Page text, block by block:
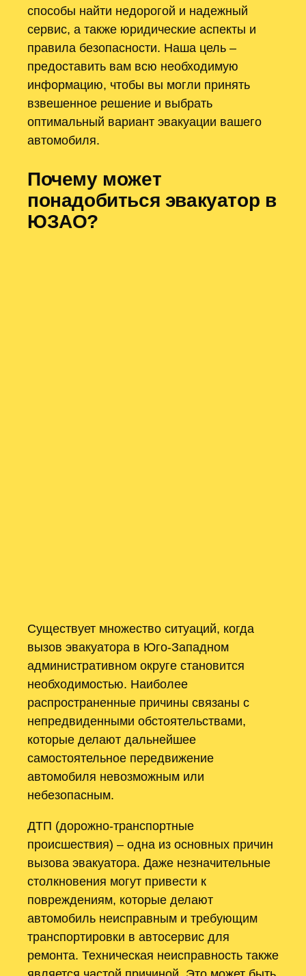
способы найти недорогой и надежный
сервис, а также юридические аспекты и
правила безопасности. Наша цель –
предоставить вам всю необходимую
информацию, чтобы вы могли принять
взвешенное решение и выбрать
оптимальный вариант эвакуации вашего
автомобиля.
Почему может
понадобиться эвакуатор в
ЮЗАО?
Существует множество ситуаций, когда
вызов эвакуатора в Юго-Западном
административном округе становится
необходимостью. Наиболее
распространенные причины связаны с
непредвиденными обстоятельствами,
которые делают дальнейшее
самостоятельное передвижение
автомобиля невозможным или
небезопасным.
ДТП (дорожно-транспортные
происшествия) – одна из основных причин
вызова эвакуатора. Даже незначительные
столкновения могут привести к
повреждениям, которые делают
автомобиль неисправным и требующим
транспортировки в автосервис для
ремонта. Техническая неисправность также